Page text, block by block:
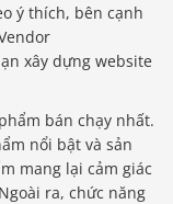
ý thích, bên cạnh
xây dựng website
bán chạy nhất.
nổi bật và sản
mang lại cảm giác
ra, chức năng